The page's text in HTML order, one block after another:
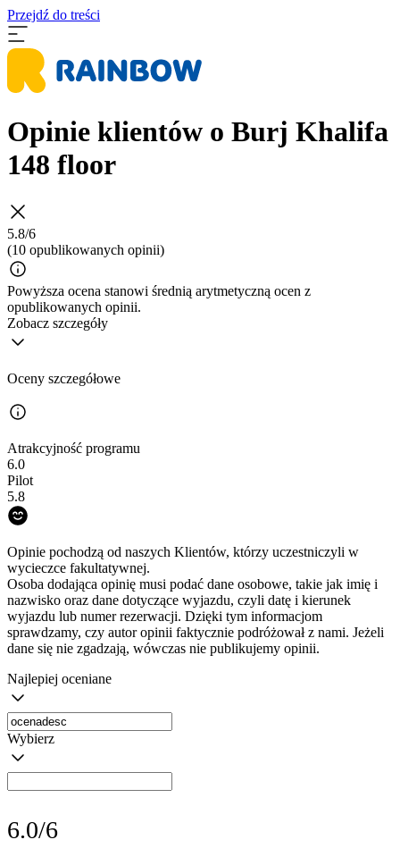
Przejdź do treści
Opinie klientów o Burj Khalifa
148 floor
5.8/6
(10 opublikowanych opinii)
Powyższa ocena stanowi średnią arytmetyczną ocen z
opublikowanych opinii.
Zobacz szczegóły
Oceny szczegółowe
Atrakcyjność programu
6.0
Pilot
5.8
Opinie pochodzą od naszych Klientów, którzy uczestniczyli w
wycieczce fakultatywnej.
Osoba dodająca opinię musi podać dane osobowe, takie jak imię i
nazwisko oraz dane dotyczące wyjazdu, czyli datę i kierunek
wyjazdu lub numer rezerwacji. Dzięki tym informacjom
sprawdzamy, czy autor opinii faktycznie podróżował z nami. Jeżeli
dane się nie zgadzają, wówczas nie publikujemy opinii.
Najlepiej oceniane
Wybierz
6.0/6